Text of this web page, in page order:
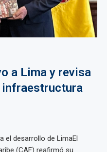
a Lima y revisa
infraestructura
el desarrollo de LimaEl
(CAF) reafirmó su